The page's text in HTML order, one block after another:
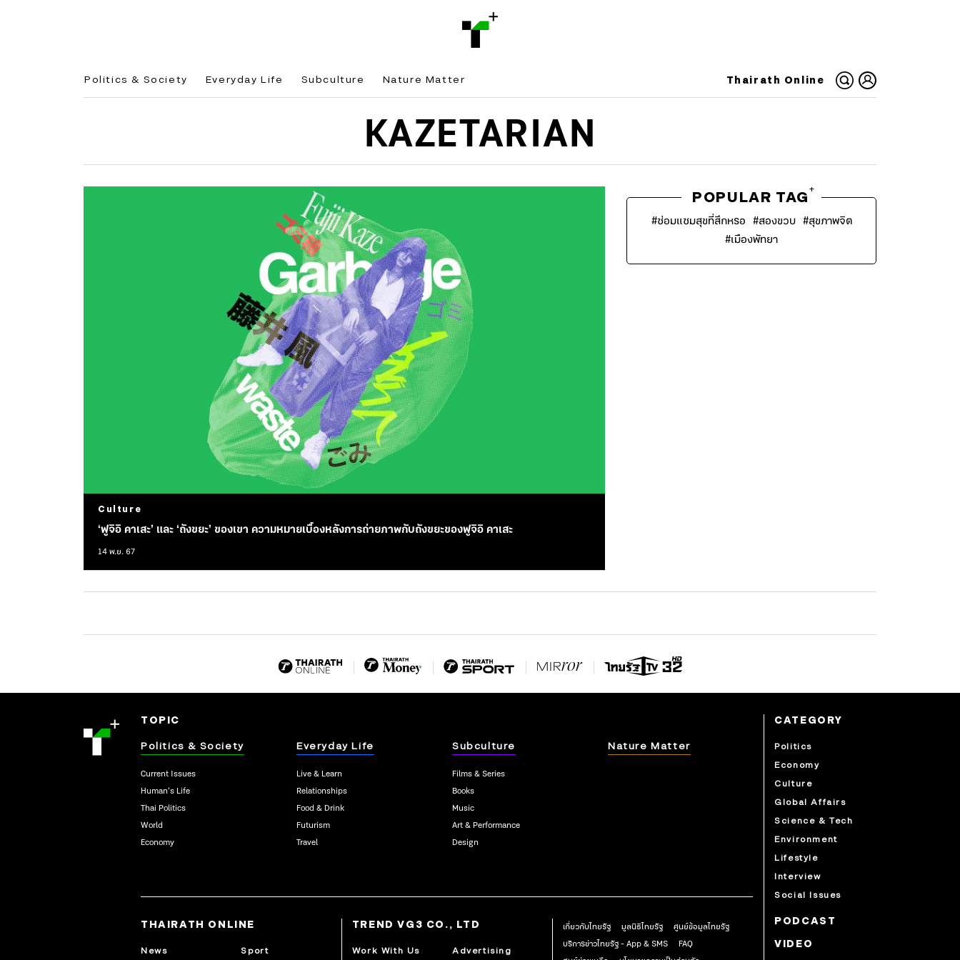
Politics & Society Everyday Life Subculture Nature Matter Thairath Online
KAZETARIAN
Culture
‘ฟูจิอิ คาเสะ’ และ ‘ถังขยะ’ ของเขา ความหมายเบื้องหลังการถ่ายภาพกับถังขยะของฟูจิอิ คาเสะ
14 พ.ย. 67
POPULAR TAG
+
#ซ่อมแซมสุขที่สึกหรอ #สองขวบ #สุขภาพจิต
#เมืองพัทยา
TOPIC
Politics & Society
Current Issues
Human’s Life
Thai Politics
World
Economy
Everyday Life
Live & Learn
Relationships
Food & Drink
Futurism
Travel
Subculture
Films & Series
Books
Music
Art & Performance
Design
Nature Matter
CATEGORY
Politics
Economy
Culture
Global Affairs
Science & Tech
Environment
Lifestyle
Interview
Social Issues
PODCAST
VIDEO
THAIRATH ONLINE
News Sport
TREND VG3 CO., LTD
Work With Us Advertising
เกี่ยวกับไทยรัฐ มูลนิธิไทยรัฐ
ศูนย์ข้อมูลไทยรัฐ
บริการข่าวไทยรัฐ - App & SMS
FAQ